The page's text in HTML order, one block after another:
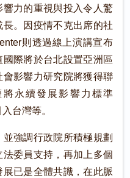
力的重視與投入令人驚
。因疫情不克出席的社
則透過線上演講宣布
際將於台北設置亞洲區
影響力研究院將獲得聯
永續發展影響力標準
台灣等。
強調行政院所積極規劃
委員支持，再加上多個
已是全體共識，在此脈